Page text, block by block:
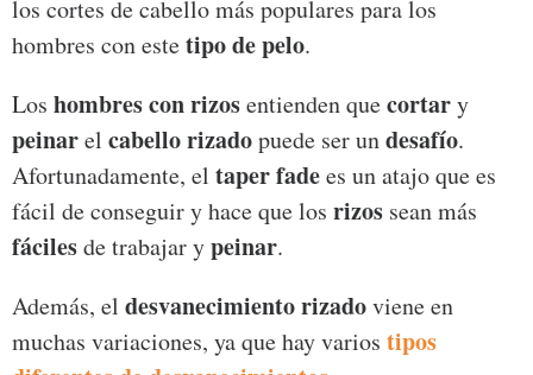
los cortes de cabello más populares para los
hombres con estetipo de pelo.
Los hombres con rizosentienden quecortary
peinarel cabello rizadopuede ser undesafío.
Afortunadamente, el taper fadees un atajo que es
fácil de conseguir y hace que los rizos sean más
fácilesde trabajar ypeinar.
Además, el desvanecimiento rizadoviene en
muchas variaciones, ya que hay varios tipos